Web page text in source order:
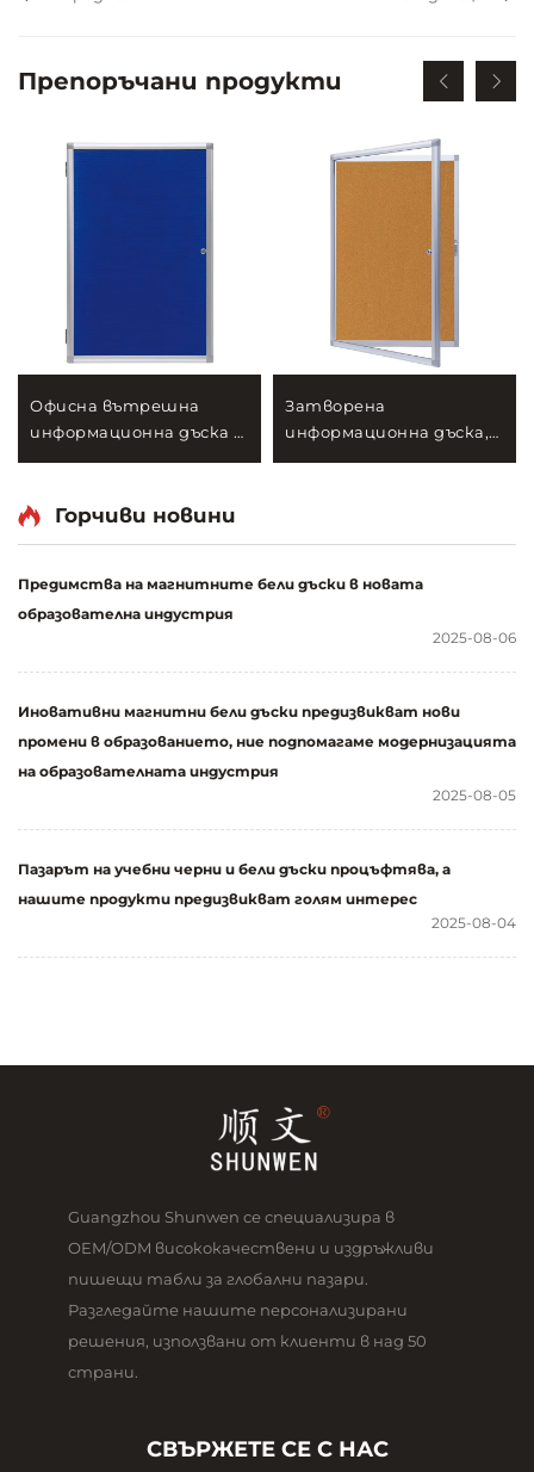
Препоръчани продукти
Офисна вътрешна
информационна дъска с
коркова повърхност и
информационна табла,
информационен стенд
Затворена
информационна дъска,
за офис, училище,
Горчиви новини
Предимства на магнитните бели дъски в новата
образователна индустрия
2025-08-06
Иновативни магнитни бели дъски предизвикват нови
промени в образованието, ние подпомагаме модернизацията
на образователната индустрия
2025-08-05
Пазарът на учебни черни и бели дъски процъфтява, а
нашите продукти предизвикват голям интерес
2025-08-04
Guangzhou Shunwen се специализира в
OEM/ODM висококачествени и издръжливи
пишещи табли за глобални пазари.
Разгледайте нашите персонализирани
решения, използвани от клиенти в над 50
страни.
СВЪРЖЕТЕ СЕ С НАС